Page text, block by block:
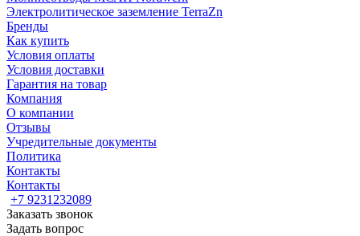
Электролитическое заземление TerraZn
Бренды
Как купить
Условия оплаты
Условия доставки
Гарантия на товар
Компания
О компании
Отзывы
Учредительные документы
Политика
Контакты
Контакты
+7 9231232089
Заказать звонок
Задать вопрос